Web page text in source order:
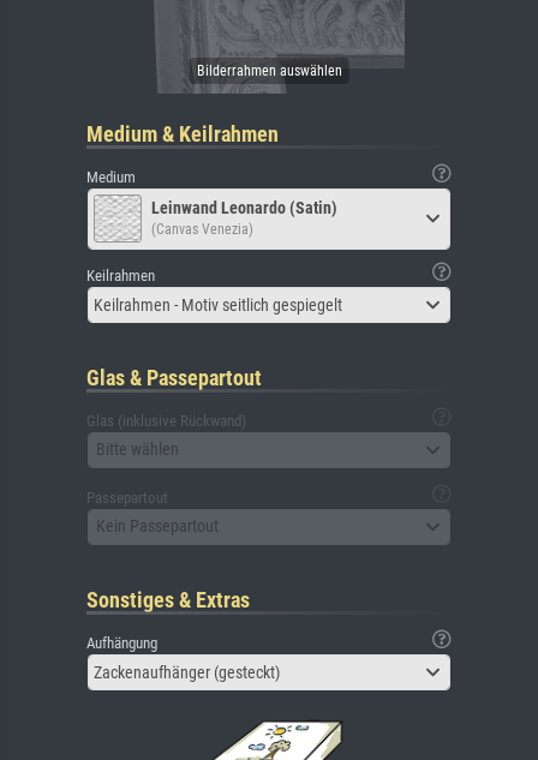
Medium & Keilrahmen
Medium
Leinwand Leonardo (Satin)
(Canvas Venezia)
Keilrahmen
Keilrahmen - Motiv seitlich gespiegelt
Glas & Passepartout
Glas (inklusive Rückwand)
Bitte wählen
Passepartout
Kein Passepartout
Sonstiges & Extras
Aufhängung
Zackenaufhänger (gesteckt)